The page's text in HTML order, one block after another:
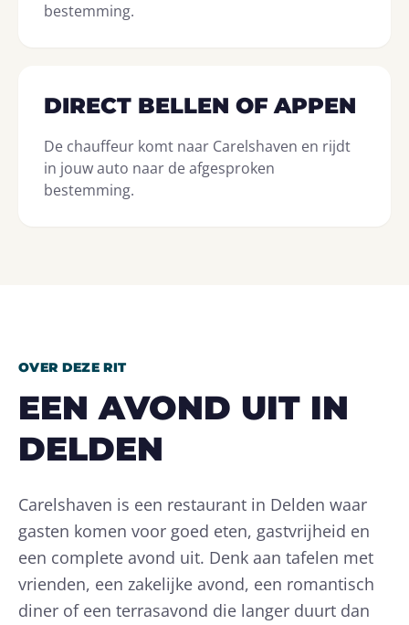
bestemming.
DIRECT BELLEN OF APPEN
De chauffeur komt naar Carelshaven en rijdt
in jouw auto naar de afgesproken
bestemming.
OVER DEZE RIT
EEN AVOND UIT IN
DELDEN
Carelshaven is een restaurant in Delden waar
gasten komen voor goed eten, gastvrijheid en
een complete avond uit. Denk aan tafelen met
vrienden, een zakelijke avond, een romantisch
diner of een terrasavond die langer duurt dan